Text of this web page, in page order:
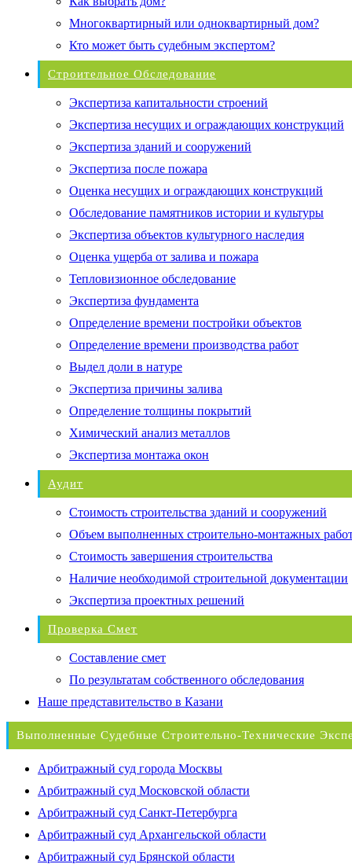
Многоквартирный или одноквартирный дом?
Кто может быть судебным экспертом?
Строительное Обследование
Экспертиза капитальности строений
Экспертиза несущих и ограждающих конструкций
Экспертиза зданий и сооружений
Экспертиза после пожара
Оценка несущих и ограждающих конструкций
Обследование памятников истории и культуры
Экспертиза объектов культурного наследия
Оценка ущерба от залива и пожара
Тепловизионное обследование
Экспертиза фундамента
Определение времени постройки объектов
Определение времени производства работ
Выдел доли в натуре
Экспертиза причины залива
Определение толщины покрытий
Химический анализ металлов
Экспертиза монтажа окон
Аудит
Стоимость строительства зданий и сооружений
Объем выполненных строительно-монтажных
Стоимость завершения строительства
Наличие необходимой строительной документации
Экспертиза проектных решений
Проверка Смет
Составление смет
По результатам собственного обследования
Наше представительство в Казани
Выполненные Судебные Строительно-Технические
Арбитражный суд города Москвы
Арбитражный суд Московской области
Арбитражный суд Санкт-Петербурга
Арбитражный суд Архангельской области
Арбитражный суд Брянской области